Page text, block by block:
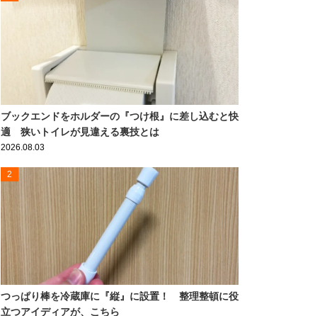
ブックエンドをホルダーの『つけ根』に差し込むと快
適 狭いトイレが見違える裏技とは
2026.08.03
2
つっぱり棒を冷蔵庫に『縦』に設置！ 整理整頓に役
立つアイディアが、こちら